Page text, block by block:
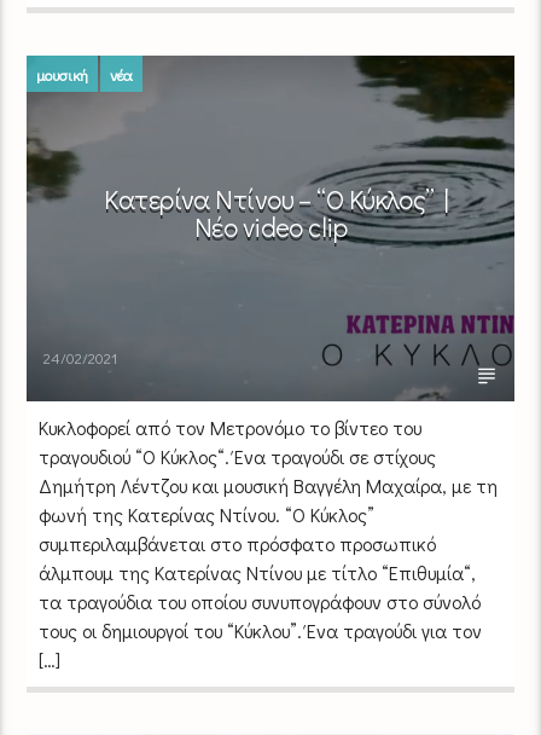
μουσική νέα
Κατερίνα Ντίνου – “Ο Κύκλος” |
Νέο video clip
24/02/2021
Κυκλοφορεί από τον Μετρονόμο το βίντεο του
τραγουδιού “Ο Κύκλος“. Ένα τραγούδι σε στίχους
Δημήτρη Λέντζου και μουσική Βαγγέλη Μαχαίρα, με τη
φωνή της Κατερίνας Ντίνου. “Ο Κύκλος”
συμπεριλαμβάνεται στο πρόσφατο προσωπικό
άλμπουμ της Κατερίνας Ντίνου με τίτλο “Επιθυμία“,
τα τραγούδια του οποίου συνυπογράφουν στο σύνολό
τους οι δημιουργοί του “Κύκλου”. Ένα τραγούδι για τον
[…]